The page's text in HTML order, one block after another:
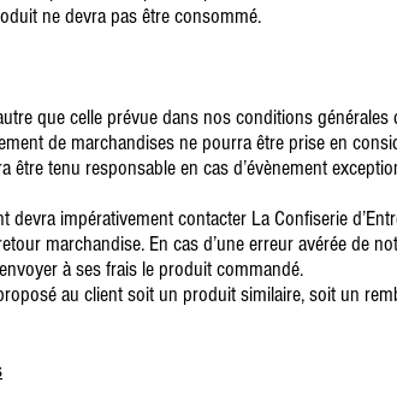
ne devra pas être consommé.
que celle prévue dans nos conditions
de marchandises ne pourra être prise en
être tenu responsable en cas d’évènement
impérativement contacter La Confiserie
marchandise. En cas d’une erreur avérée de
à ses frais le produit commandé.
au client soit un produit similaire, soit un